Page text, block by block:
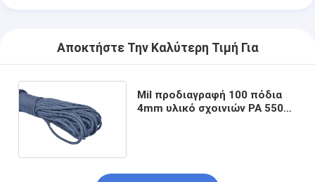
Αποκτήστε Την Καλύτερη Τιμή Για
Mil προδιαγραφή 100 πόδια
4mm υλικό σχοινιών PA 550